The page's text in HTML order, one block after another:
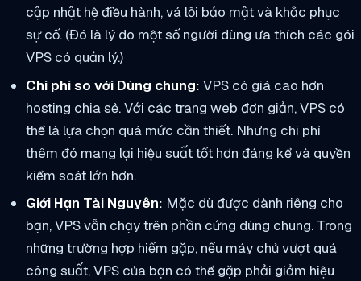
cập nhật hệ điều hành, vá lỗi bảo mật và khắc phục
sự cố. (Đó là lý do một số người dùng ưa thích các gói
VPS có quản lý.)
Chi phí so với Dùng chung: VPS có giá cao hơn
hosting chia sẻ. Với các trang web đơn giản, VPS có
thể là lựa chọn quá mức cần thiết. Nhưng chi phí
thêm đó mang lại hiệu suất tốt hơn đáng kể và quyền
kiểm soát lớn hơn.
Giới Hạn Tài Nguyên: Mặc dù được dành riêng cho
bạn, VPS vẫn chạy trên phần cứng dùng chung. Trong
những trường hợp hiếm gặp, nếu máy chủ vượt quá
công suất, VPS của bạn có thể gặp phải giảm hiệu